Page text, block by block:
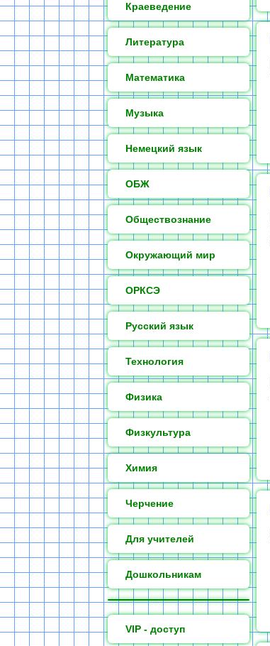
Краеведение
Литература
Математика
Музыка
Немецкий язык
ОБЖ
Обществознание
Окружающий мир
ОРКСЭ
Русский язык
Технология
Физика
Физкультура
Химия
Черчение
Для учителей
Дошкольникам
VIP - доступ